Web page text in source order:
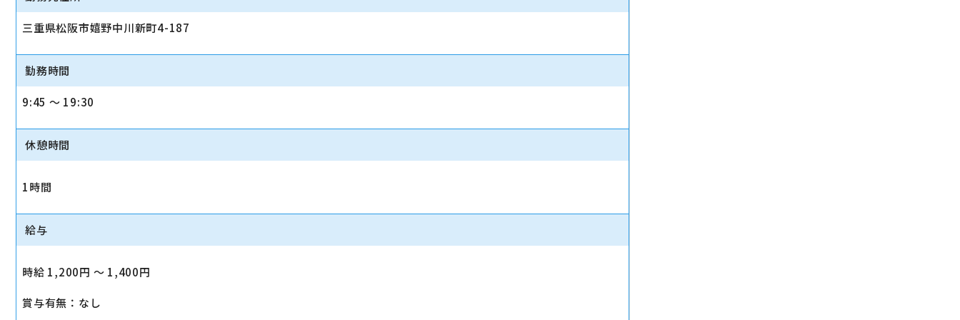
三重県松阪市嬉野中川新町4-187
勤務時間
9:45 〜 19:30
休憩時間
1時間
給与
時給 1,200円 〜 1,400円
賞与有無：なし